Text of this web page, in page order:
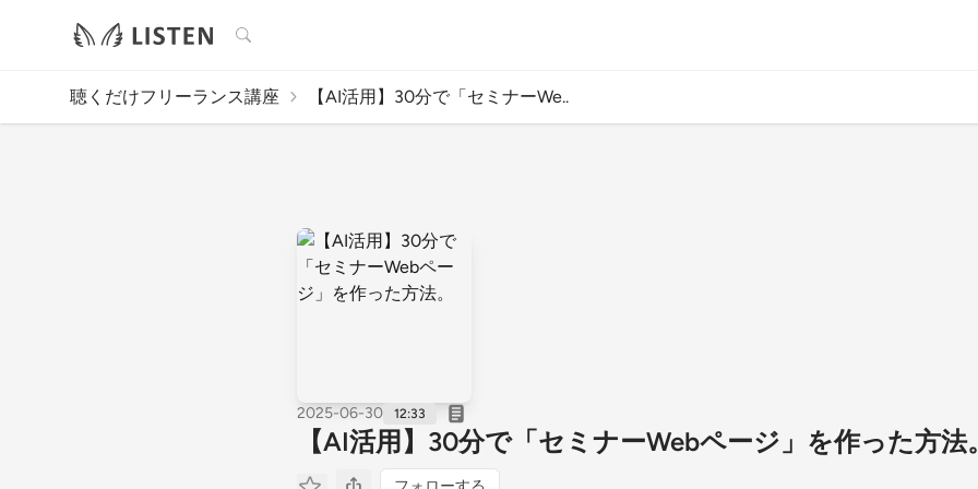
検索
聴くだけフリーランス講座 【AI活用】30分で「セミナーWe..
2025-06-30 12:33
【AI活用】30分で「セミナーWebページ」を作った方法。